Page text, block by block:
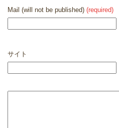
Mail (will not be published) (required)
サイト